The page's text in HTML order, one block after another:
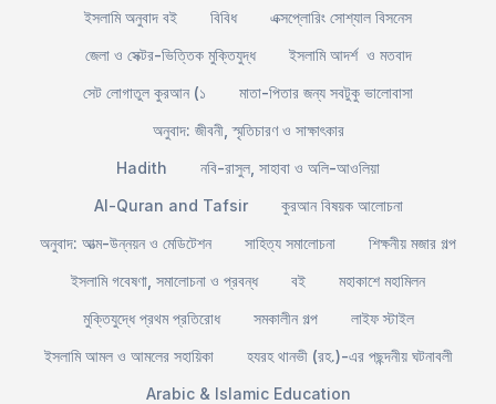
ইসলামি অনুবাদ বই
বিবিধ
এক্সপ্লোরিং সোশ্যাল বিসনেস
জেলা ও সেক্টর-ভিত্তিক মুক্তিযুদ্ধ
ইসলামি আদর্শ ও মতবাদ
সেট লোগাতুল কুরআন (১
মাতা-পিতার জন্য সবটুকু ভালোবাসা
অনুবাদ: জীবনী, স্মৃতিচারণ ও সাক্ষাৎকার
Hadith
নবি-রাসুল, সাহাবা ও অলি-আওলিয়া
Al-Quran and Tafsir
কুরআন বিষয়ক আলোচনা
অনুবাদ: আত্ম-উন্নয়ন ও মেডিটেশন
সাহিত্য সমালোচনা
শিক্ষনীয় মজার গল্প
ইসলামি গবেষণা, সমালোচনা ও প্রবন্ধ
বই
মহাকাশে মহামিলন
মুক্তিযুদ্ধে প্রথম প্রতিরোধ
সমকালীন গল্প
লাইফ স্টাইল
ইসলামি আমল ও আমলের সহায়িকা
হযরহ থানভী (রহ.)-এর পছন্দনীয় ঘটনাবলী
Arabic & Islamic Education